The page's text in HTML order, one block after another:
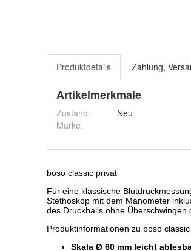
Produktdetails Zahlung,
Artikelmerkmale
Zustand:
Neu
Marke: